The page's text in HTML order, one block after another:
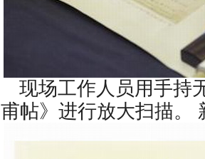
现场工作人员用手持
甫帖》进行放大扫描。